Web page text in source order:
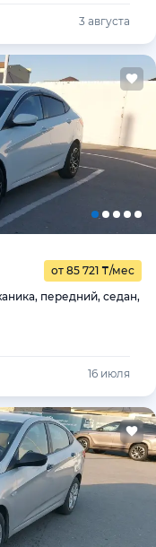
3 августа
от 85 721 ₸/мес
передний, седан,
16 июля